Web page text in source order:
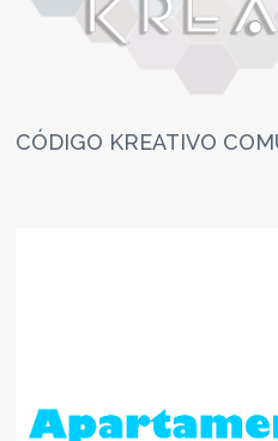
CÓDIGO KREATIVO